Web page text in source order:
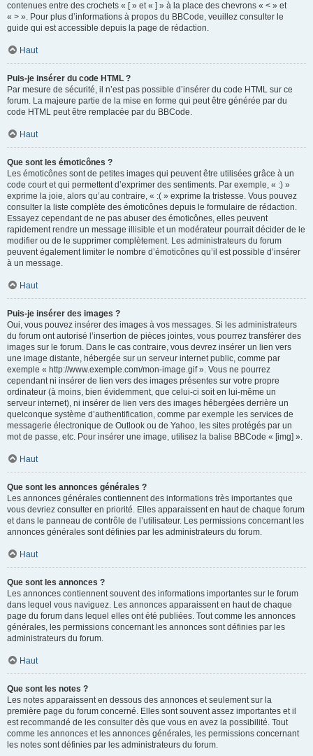
contenues entre des crochets « [ » et « ] » à la place des chevrons « < » et
« > ». Pour plus d’informations à propos du BBCode, veuillez consulter le
guide qui est accessible depuis la page de rédaction.
Haut
Puis-je insérer du code HTML ?
Par mesure de sécurité, il n’est pas possible d’insérer du code HTML sur ce
forum. La majeure partie de la mise en forme qui peut être générée par du
code HTML peut être remplacée par du BBCode.
Haut
Que sont les émoticônes ?
Les émoticônes sont de petites images qui peuvent être utilisées grâce à un
code court et qui permettent d’exprimer des sentiments. Par exemple, « :) »
exprime la joie, alors qu’au contraire, « :( » exprime la tristesse. Vous pouvez
consulter la liste complète des émoticônes depuis le formulaire de rédaction.
Essayez cependant de ne pas abuser des émoticônes, elles peuvent
rapidement rendre un message illisible et un modérateur pourrait décider de le
modifier ou de le supprimer complètement. Les administrateurs du forum
peuvent également limiter le nombre d’émoticônes qu’il est possible d’insérer
à un message.
Haut
Puis-je insérer des images ?
Oui, vous pouvez insérer des images à vos messages. Si les administrateurs
du forum ont autorisé l’insertion de pièces jointes, vous pourrez transférer des
images sur le forum. Dans le cas contraire, vous devrez insérer un lien vers
une image distante, hébergée sur un serveur internet public, comme par
exemple « http://www.exemple.com/mon-image.gif ». Vous ne pourrez
cependant ni insérer de lien vers des images présentes sur votre propre
ordinateur (à moins, bien évidemment, que celui-ci soit en lui-même un
serveur internet), ni insérer de lien vers des images hébergées derrière un
quelconque système d’authentification, comme par exemple les services de
messagerie électronique de Outlook ou de Yahoo, les sites protégés par un
mot de passe, etc. Pour insérer une image, utilisez la balise BBCode « [img] ».
Haut
Que sont les annonces générales ?
Les annonces générales contiennent des informations très importantes que
vous devriez consulter en priorité. Elles apparaissent en haut de chaque forum
et dans le panneau de contrôle de l’utilisateur. Les permissions concernant les
annonces générales sont définies par les administrateurs du forum.
Haut
Que sont les annonces ?
Les annonces contiennent souvent des informations importantes sur le forum
dans lequel vous naviguez. Les annonces apparaissent en haut de chaque
page du forum dans lequel elles ont été publiées. Tout comme les annonces
générales, les permissions concernant les annonces sont définies par les
administrateurs du forum.
Haut
Que sont les notes ?
Les notes apparaissent en dessous des annonces et seulement sur la
première page du forum concerné. Elles sont souvent assez importantes et il
est recommandé de les consulter dès que vous en avez la possibilité. Tout
comme les annonces et les annonces générales, les permissions concernant
les notes sont définies par les administrateurs du forum.